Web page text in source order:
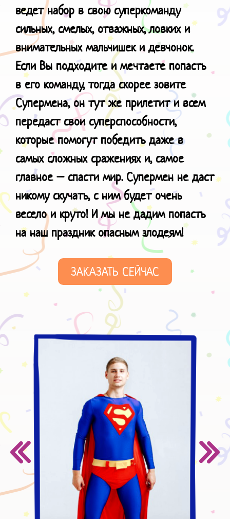
ведет набор в свою суперкоманду
сильных, смелых, отважных, ловких и
внимательных мальчишек и девчонок.
Если Вы подходите и мечтаете попасть
в его команду, тогда скорее зовите
Супермена, он тут же прилетит и всем
передаст свои суперспособности,
которые помогут победить даже в
самых сложных сражениях и, самое
главное – спасти мир. Супермен не даст
никому скучать, с ним будет очень
весело и круто!И мы не дадим попасть
на наш праздник опасным злодеям!
ЗАКАЗАТЬ СЕЙЧАС